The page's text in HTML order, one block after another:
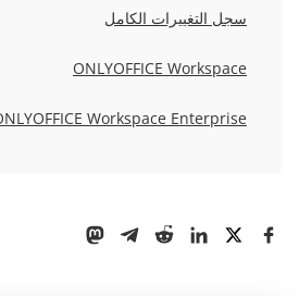
سجل التغييرات الكامل
ONLYOFFICE Workspace
Workspace Enterprise